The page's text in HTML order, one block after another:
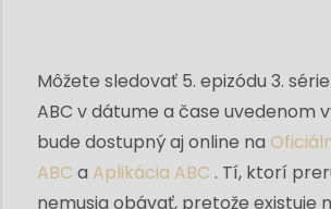
Môžete sledovať 5. epizódu 3.
ABC v dátume a čase uvedenom
bude dostupný aj online na
ABC a Aplikácia ABC . Tí, ktorí
nemusia obávať, pretože existuje